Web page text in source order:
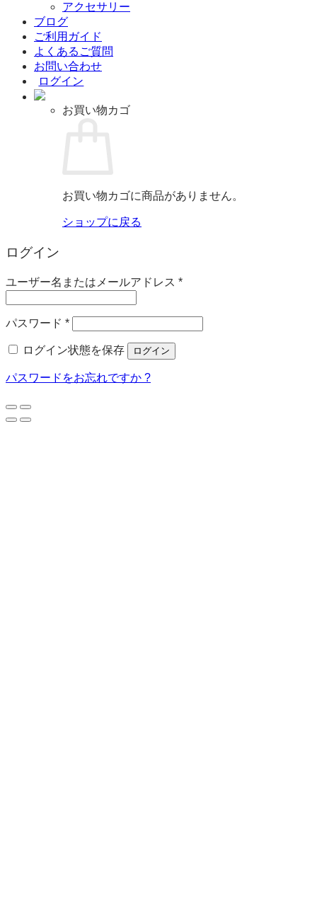
アクセサリー
ブログ
ご利用ガイド
よくあるご質問
お問い合わせ
ログイン
お買い物カゴ
お買い物カゴに商品がありません。
ショップに戻る
ログイン
ユーザー名またはメールアドレス *必
パスワード *必
ログイン状態を保存
ログイン
パスワードをお忘れですか ?